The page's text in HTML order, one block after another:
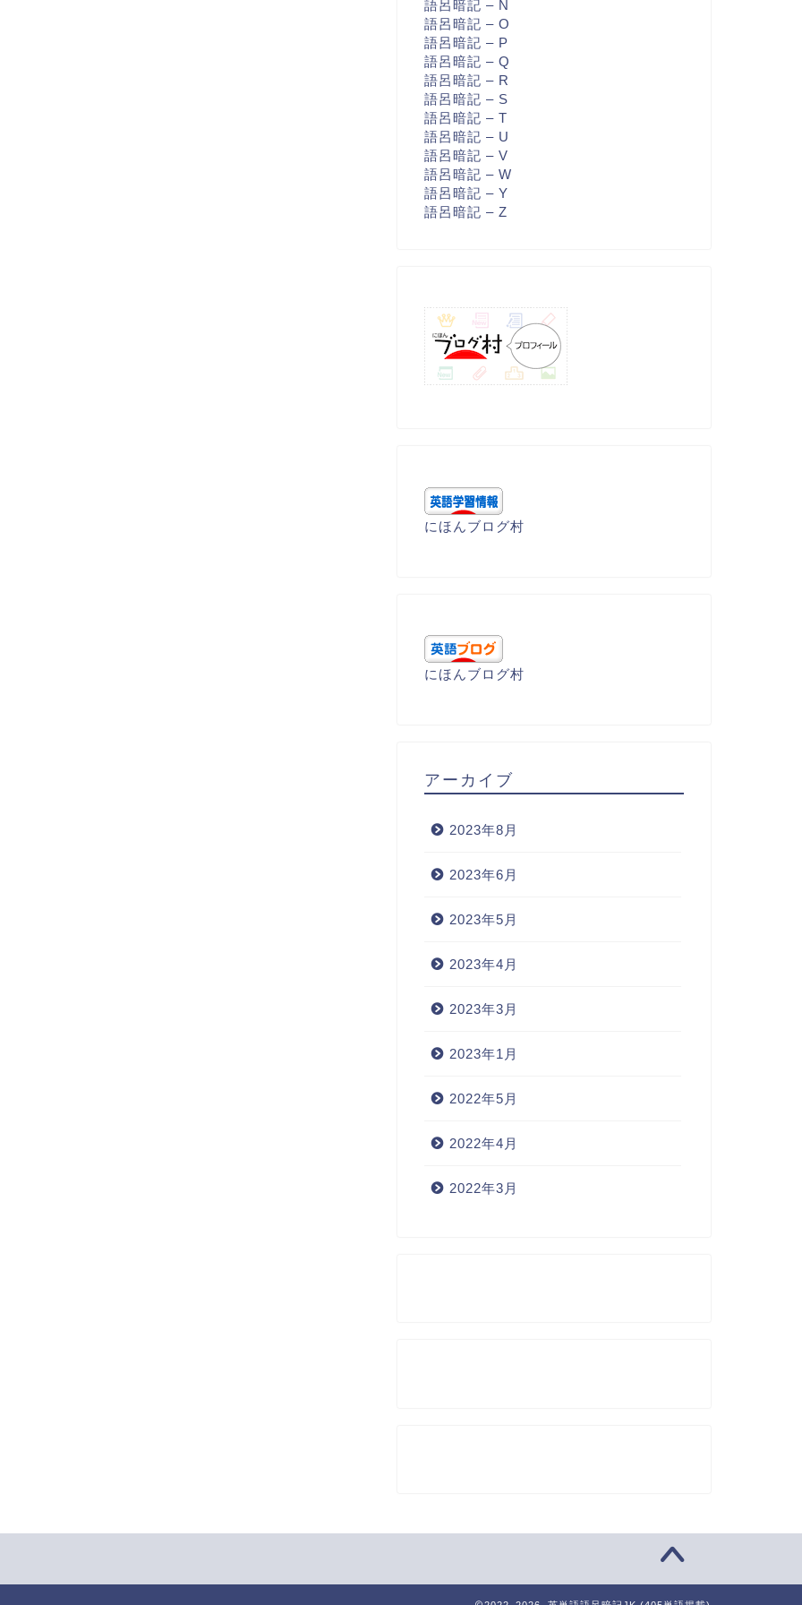
語呂暗記 – N
語呂暗記 – O
語呂暗記 – P
語呂暗記 – Q
語呂暗記 – R
語呂暗記 – S
語呂暗記 – T
語呂暗記 – U
語呂暗記 – V
語呂暗記 – W
語呂暗記 – Y
語呂暗記 – Z
にほんブログ村
にほんブログ村
アーカイブ
2023年8月
2023年6月
2023年5月
2023年4月
2023年3月
2023年1月
2022年5月
2022年4月
2022年3月